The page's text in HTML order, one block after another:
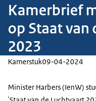
Kamerbrief
op Staat van
2023
Kamerstuk09-04-2024
Minister Harbers (IenW)